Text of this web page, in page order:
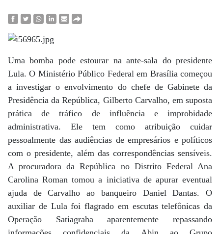
Uma bomba pode estourar na ante-sala do presidente
Lula. O Ministério Público Federal em Brasília começou
a investigar o envolvimento do chefe de Gabinete da
Presidência da República, Gilberto Carvalho, em suposta
prática de tráfico de influência e improbidade
administrativa. Ele tem como atribuição cuidar
pessoalmente das audiências de empresários e políticos
com o presidente, além das correspondências sensíveis.
A procuradora da República no Distrito Federal Ana
Carolina Roman tomou a iniciativa de apurar eventual
ajuda de Carvalho ao banqueiro Daniel Dantas. O
auxiliar de Lula foi flagrado em escutas telefônicas da
Operação Satiagraha aparentemente repassando